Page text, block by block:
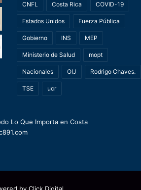
CNFL Costa Rica COVID-19
Estados Unidos Fuerza Pública
Gobierno INS MEP
Ministerio de Salud mopt
Nacionales OIJ Rodrigo Chaves.
TSE ucr
Lo Que Importa en Costa